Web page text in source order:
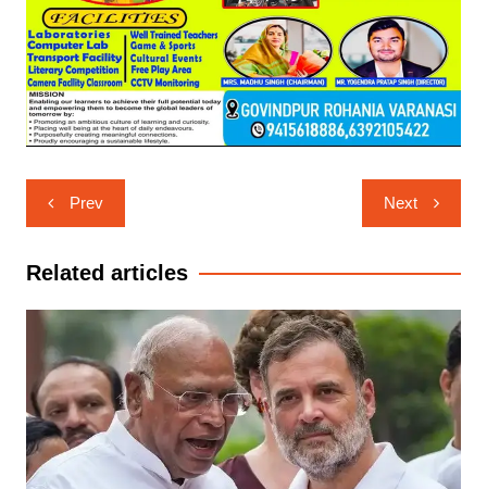
Post
navigation
Prev Next
Related articles